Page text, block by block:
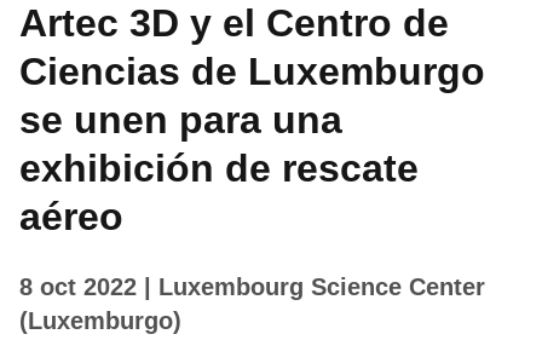
Artec 3D y el Centro de
Ciencias de Luxemburgo
se unen para una
exhibición de rescate
aéreo
8 oct 2022
| Luxembourg Science Center
(Luxemburgo)